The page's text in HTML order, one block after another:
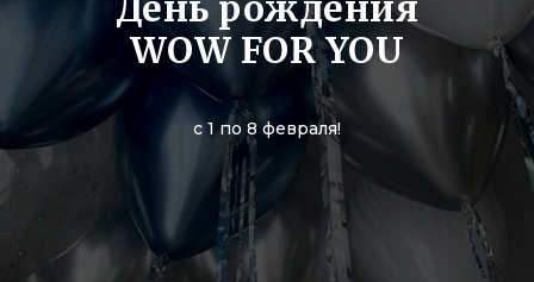
WOW FOR YOU
с 1 по 8 февраля!